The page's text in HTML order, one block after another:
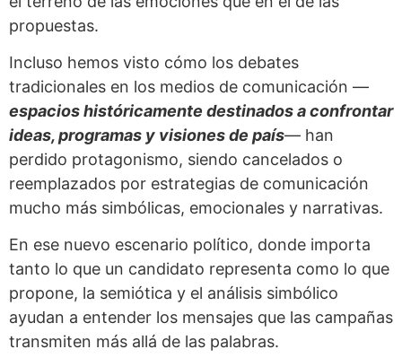
propuestas.
Incluso hemos visto cómo los debates
tradicionales en los medios de comunicación —
espacios históricamente destinados a confrontar
ideas, programas y visiones de país— han
perdido protagonismo, siendo cancelados o
reemplazados por estrategias de comunicación
mucho más simbólicas, emocionales y narrativas.
En ese nuevo escenario político, donde importa
tanto lo que un candidato representa como lo que
propone, la semiótica y el análisis simbólico
ayudan a entender los mensajes que las campañas
transmiten más allá de las palabras.